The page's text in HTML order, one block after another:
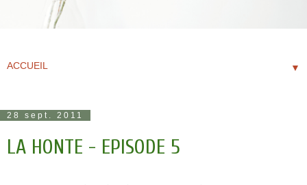
▼
28 sept. 2011
LA HONTE - EPISODE 5